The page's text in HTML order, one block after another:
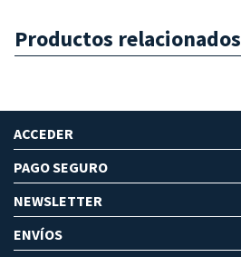
Productos relacionados
ACCEDER
PAGO SEGURO
NEWSLETTER
ENVÍOS